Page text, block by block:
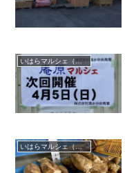
いはらマルシェ（庵原マルシェ）
いはらマルシェ（庵原マルシェ）